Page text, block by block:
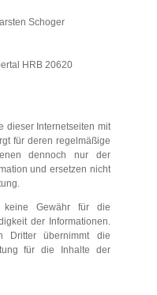
Schoger
HRB 20620
dieser Internetseiten mit
für deren regelmäßige
dennoch nur der
und ersetzen nicht
keine Gewähr für die
der Informationen.
Dritter übernimmt die
für die Inhalte der